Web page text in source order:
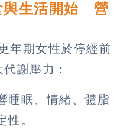
與生活開始 營
年期女性於停經前
謝壓力：
睡眠、情緒、體脂
性。